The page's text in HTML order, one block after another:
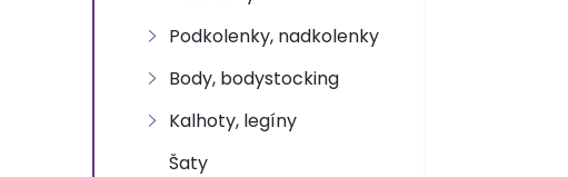
Podkolenky, nadkolenky
Body, bodystocking
Kalhoty, legíny
Šaty